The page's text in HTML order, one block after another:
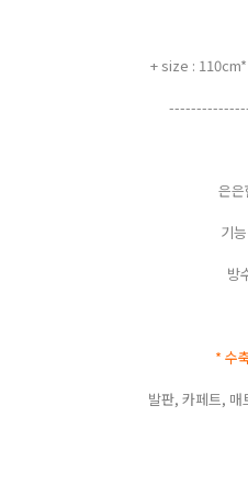
+ size :
은
기
방
* 수
발판, 카페트, 매